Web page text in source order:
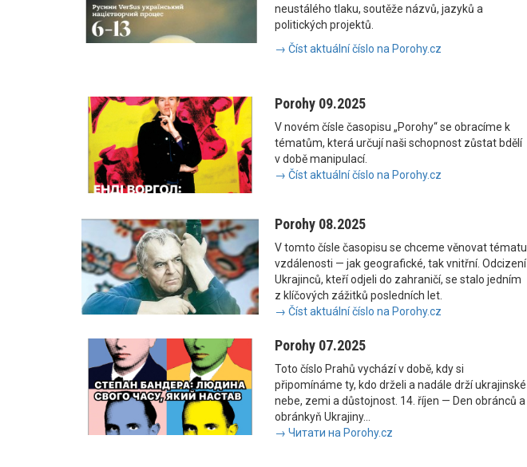
neustálého tlaku, soutěže názvů, jazyků a
politických projektů.
→ Číst aktuální číslo na Porohy.cz
Porohy 09.2025
V novém čísle časopisu „Porohy“ se obracíme k
tématům, která určují naši schopnost zůstat bdělí
v době manipulací.
→ Číst aktuální číslo na Porohy.cz
Porohy 08.2025
V tomto čísle časopisu se chceme věnovat tématu
vzdálenosti — jak geografické, tak vnitřní. Odcizení
Ukrajinců, kteří odjeli do zahraničí, se stalo jedním
z klíčových zážitků posledních let.
→ Číst aktuální číslo na Porohy.cz
Porohy 07.2025
Toto číslo Prahů vychází v době, kdy si
připomínáme ty, kdo drželi a nadále drží ukrajinské
nebe, zemi a důstojnost. 14. říjen — Den obránců a
obránkyň Ukrajiny...
→ Читати на Porohy.cz